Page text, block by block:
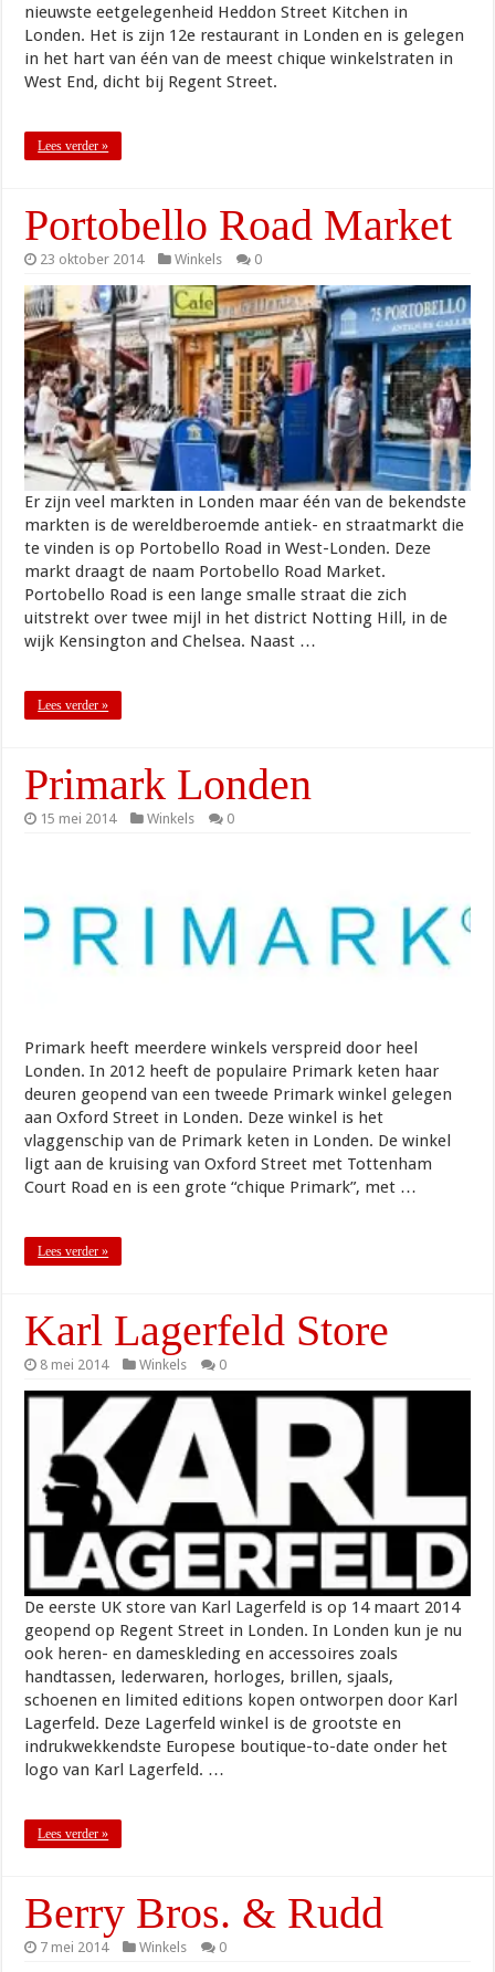
nieuwste eetgelegenheid Heddon Street Kitchen in
Londen. Het is zijn 12e restaurant in Londen en is gelegen
in het hart van één van de meest chique winkelstraten in
West End, dicht bij Regent Street.
Lees verder »
Portobello Road Market
23 oktober 2014 Winkels 0
Er zijn veel markten in Londen maar één van de bekendste
markten is de wereldberoemde antiek- en straatmarkt die
te vinden is op Portobello Road in West-Londen. Deze
markt draagt de naam Portobello Road Market.
Portobello Road is een lange smalle straat die zich
uitstrekt over twee mijl in het district Notting Hill, in de
wijk Kensington and Chelsea. Naast …
Lees verder »
Primark Londen
15 mei 2014 Winkels 0
Primark heeft meerdere winkels verspreid door heel
Londen. In 2012 heeft de populaire Primark keten haar
deuren geopend van een tweede Primark winkel gelegen
aan Oxford Street in Londen. Deze winkel is het
vlaggenschip van de Primark keten in Londen. De winkel
ligt aan de kruising van Oxford Street met Tottenham
Court Road en is een grote “chique Primark”, met …
Lees verder »
Karl Lagerfeld Store
8 mei 2014 Winkels 0
De eerste UK store van Karl Lagerfeld is op 14 maart 2014
geopend op Regent Street in Londen. In Londen kun je nu
ook heren- en dameskleding en accessoires zoals
handtassen, lederwaren, horloges, brillen, sjaals,
schoenen en limited editions kopen ontworpen door Karl
Lagerfeld. Deze Lagerfeld winkel is de grootste en
indrukwekkendste Europese boutique-to-date onder het
logo van Karl Lagerfeld. …
Lees verder »
Berry Bros. & Rudd
7 mei 2014 Winkels 0